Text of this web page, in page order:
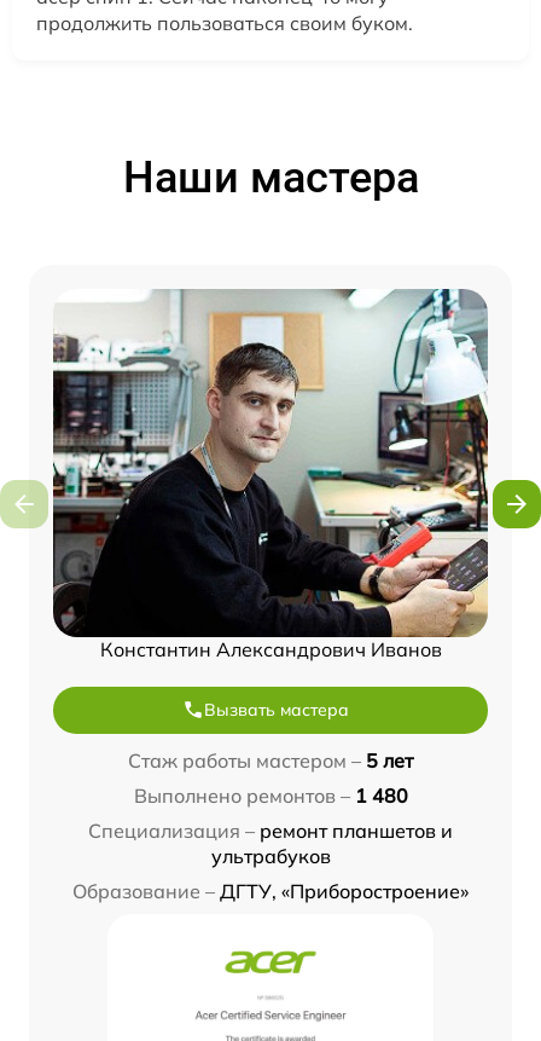
продолжить пользоваться своим буком.
Наши мастера
Константин Александрович Иванов
Вызвать мастера
Стаж работы мастером – 5 лет
Выполнено ремонтов – 1 480
Специализация – ремонт планшетов и
ультрабуков
Образование – ДГТУ, «Приборостроение»